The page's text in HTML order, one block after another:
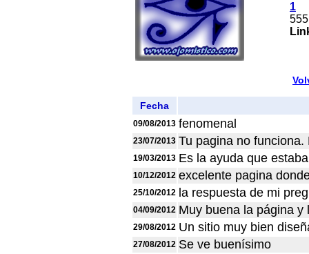
1
555
Fecha
09/08/2013 fenomenal
23/07/2013 Tu pagina no
19/03/2013 Es la ayuda que
10/12/2012 excelente pagina
25/10/2012 la respuesta de mi
04/09/2012 Muy buena la página
29/08/2012 Un sitio muy bien
27/08/2012 Se ve buenísimo